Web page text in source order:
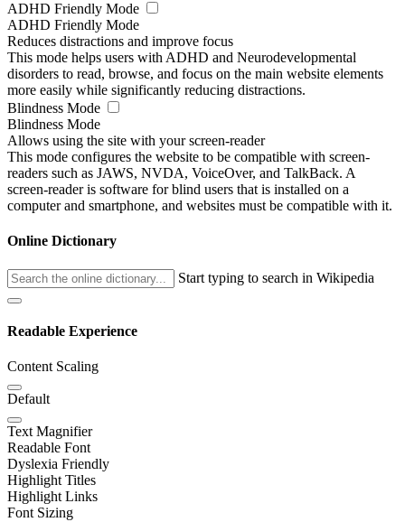
ADHD Friendly Mode
ADHD Friendly Mode
Reduces distractions and improve focus
This mode helps users with ADHD and Neurodevelopmental
disorders to read, browse, and focus on the main website elements
more easily while significantly reducing distractions.
Blindness Mode
Blindness Mode
Allows using the site with your screen-reader
This mode configures the website to be compatible with screen-
readers such as JAWS, NVDA, VoiceOver, and TalkBack. A
screen-reader is software for blind users that is installed on a
computer and smartphone, and websites must be compatible with it.
Online Dictionary
Start typing to search in Wikipedia
Readable Experience
Content Scaling
Default
Text Magnifier
Readable Font
Dyslexia Friendly
Highlight Titles
Highlight Links
Font Sizing